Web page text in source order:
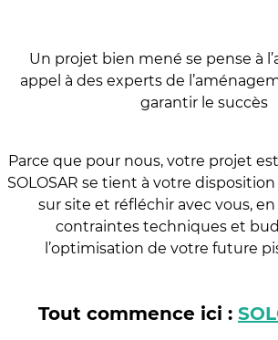
Un projet bien mené se pense à
appel à des experts de
garantir le succès
Parce que pour nous, votre projet
SOLOSAR se tient à votre
sur site et réfléchir avec vous,
contraintes techniques et
l’optimisation de votre future
Tout commence ici :